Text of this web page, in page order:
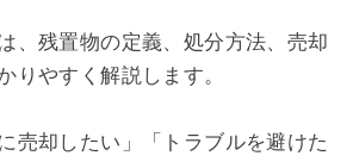
、残置物の定義、処分方法、売却
りやすく解説します。
売却したい」「トラブルを避けた